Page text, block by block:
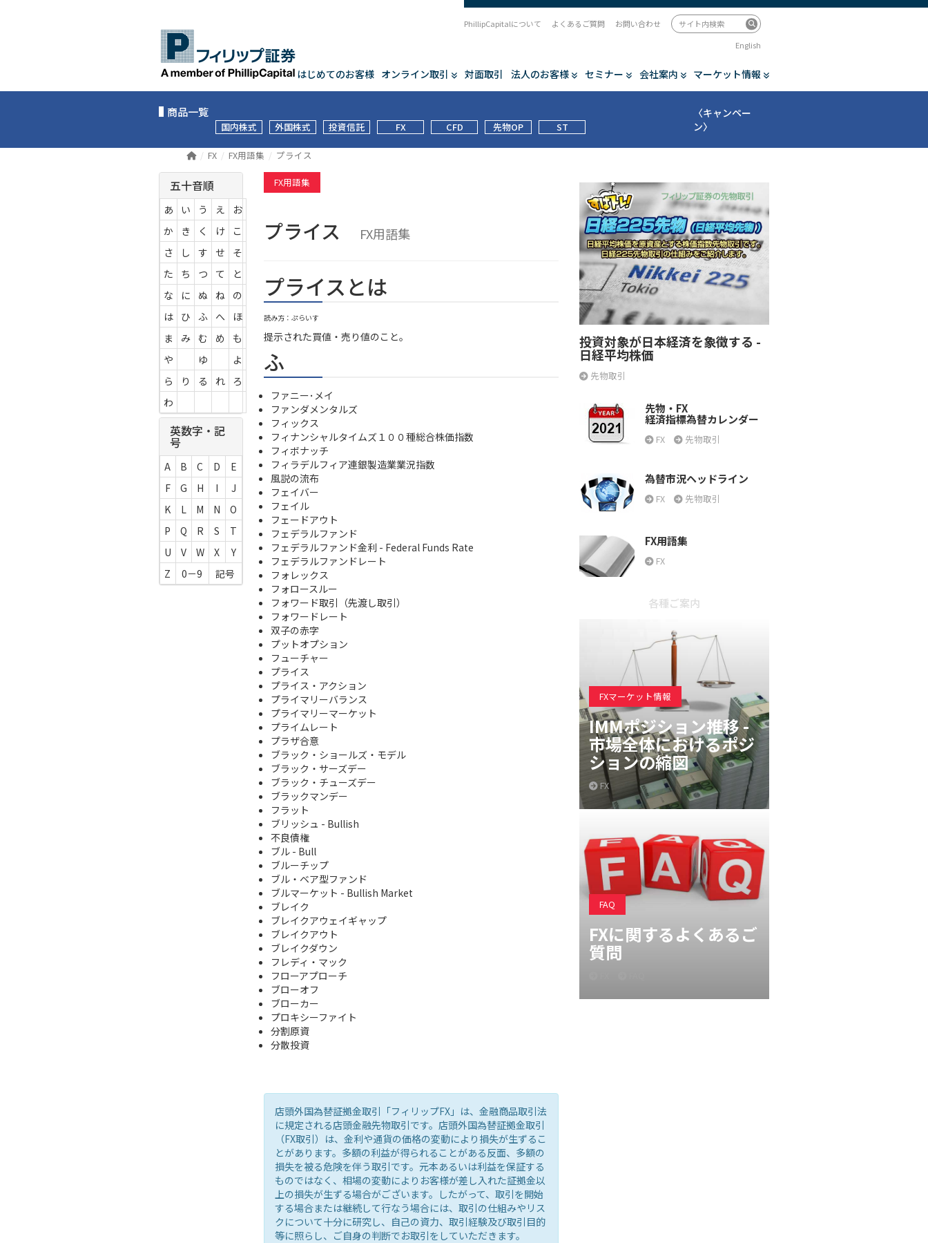
はじめてのお客様 オンライン取引 対面取引 法人のお客様 セミナー 会社案内 マーケット情報
PhillipCapitalについて よくあるご質問
お問い合わせ
English
商品一覧
国内株式 外国株式 投資信託 FX CFD 先物OP ST
〈キャンペー
ン〉
FX FX用語集 プライス
FX用語集
プライス FX用語集
プライスとは
読み方：ぷらいす
提示された買値・売り値のこと。
ふ
ファニー･メイ
ファンダメンタルズ
フィックス
フィナンシャルタイムズ１００種総合株価指数
フィボナッチ
フィラデルフィア連銀製造業業況指数
風説の流布
フェイバー
フェイル
フェードアウト
フェデラルファンド
フェデラルファンド金利 - Federal Funds Rate
フェデラルファンドレート
フォレックス
フォロースルー
フォワード取引（先渡し取引）
フォワードレート
双子の赤字
プットオプション
フューチャー
プライス
プライス・アクション
プライマリーバランス
プライマリーマーケット
プライムレート
プラザ合意
ブラック・ショールズ・モデル
ブラック・サーズデー
ブラック・チューズデー
ブラックマンデー
フラット
ブリッシュ - Bullish
不良債権
ブル - Bull
ブルーチップ
ブル・ベア型ファンド
ブルマーケット - Bullish Market
ブレイク
ブレイクアウェイギャップ
ブレイクアウト
ブレイクダウン
フレディ・マック
フローアプローチ
ブローオフ
ブローカー
プロキシーファイト
分割原資
分散投資
店頭外国為替証拠金取引「フィリップFX」は、金融商品取引法
に規定される店頭金融先物取引です。店頭外国為替証拠金取引
（FX取引）は、金利や通貨の価格の変動により損失が生ずるこ
とがあります。多額の利益が得られることがある反面、多額の
損失を被る危険を伴う取引です。元本あるいは利益を保証する
ものではなく、相場の変動によりお客様が差し入れた証拠金以
上の損失が生ずる場合がございます。したがって、取引を開始
する場合または継続して行なう場合には、取引の仕組みやリス
クについて十分に研究し、自己の資力、取引経験及び取引目的
等に照らし、ご自身の判断でお取引をしていただきます。
五十音順
あ い う え
お
か
き く け
こ
さ
し す せ
そ
た
ち つ て
と
な
に ぬ ね
の
は
ひ ふ へ
ほ
ま
み む め
も
や
ゆ
よ
ら
り る れ
ろ
わ
英数字・記
号
A B C D
E
F
G H I
J
K
L M N
O
P
Q R S
T
U
V W X
Y
Z
0－9 記号
投資対象が日本経済を象徴する -
日経平均株価
先物取引
先物・FX
経済指標為替カレンダー
FX 先物取引
為替市況ヘッドライン
FX 先物取引
FX用語集
FX
各種ご案内
FXマーケット情報
IMMポジション推移 -
市場全体におけるポジ
ションの縮図
FX
FAQ
FXに関するよくあるご
質問